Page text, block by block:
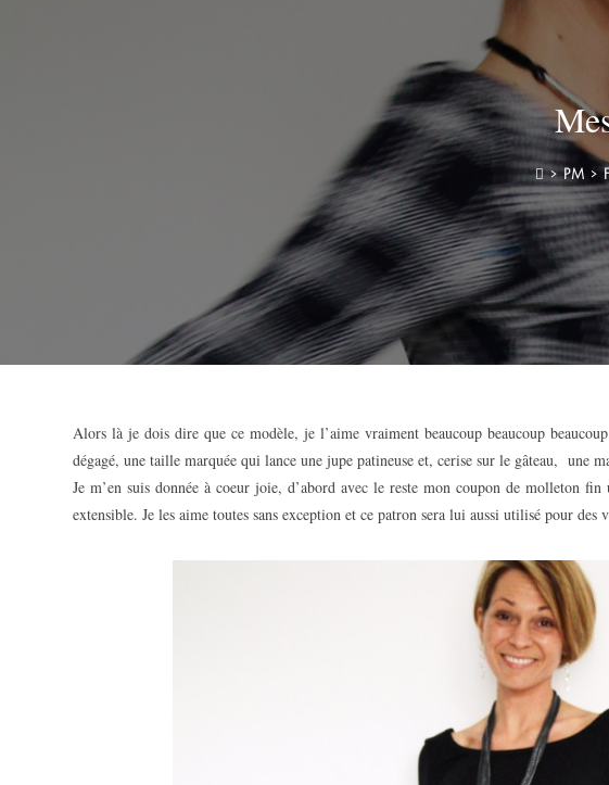
> PM >
Alors là je dois dire que ce modèle, je l’aime vraiment beaucoup beaucoup
dégagé, une taille marquée qui lance une jupe patineuse et, cerise sur le gâteau, une
Je m’en suis donnée à coeur joie, d’abord avec le reste mon coupon de molleton
extensible. Je les aime toutes sans exception et ce patron sera lui aussi utilisé pour des